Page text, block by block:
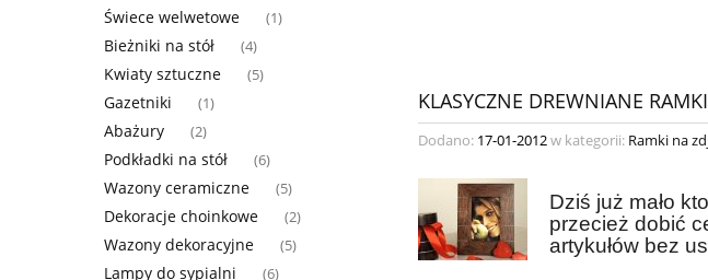
Świece welwetowe (1)
Bieżniki na stół (4)
Kwiaty sztuczne (5)
Gazetniki (1)
Abażury (2)
Podkładki na stół (6)
Wazony ceramiczne (5)
Dekoracje choinkowe (2)
Wazony dekoracyjne (5)
Lampy do sypialni (6)
KLASYCZNE DREWNIANE
Dodano: 17-01-2012w kategorii: Ramki na
Dziś już mało
przecież dobić
artykułów bez